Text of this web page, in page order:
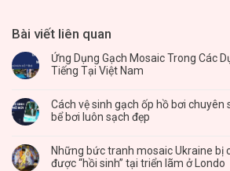
Bài viết liên quan
Ứng Dụng Gạch Mosaic Trong Các
Tiếng Tại Việt Nam
Cách vệ sinh gạch ốp hồ bơi chuyên
bể bơi luôn sạch đẹp
Những bức tranh mosaic Ukraine bị
được “hồi sinh” tại triển lãm ở Londo